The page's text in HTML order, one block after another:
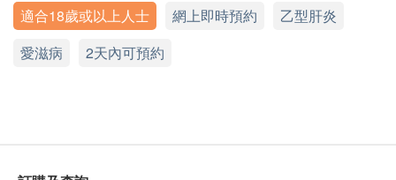
HK$
18種高危型基因分型: HPV16, 18, 31, 33, 35, 39, 45, 51, 52,
53, 56, 58, 59, 66, 68, 73, 82, 83 10種低危型基因分型: HPV
多並發症，例如盆腔炎、不育、慢性前列腺刺激和炎
通過適當的控制和治療，如果及早發現性病是可以治
體格檢查後，一般情況下報告需時大概7-10個工作
天，工作天不包括星期六、日及公眾假期。
付款一經確認，不可更改或取消，不可轉讓及退
顯示地圖
星期一至五：9:00a.m. - 1:00p.m.; 2:00p.m.- 6:00p.m.
適合18歲或以上人士
網上即時預約
乙型肝炎
愛滋病
2天內可預約